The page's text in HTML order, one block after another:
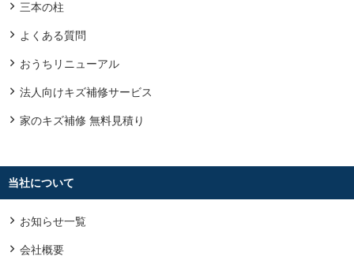
三本の柱
よくある質問
おうちリニューアル
法人向けキズ補修サービス
家のキズ補修 無料見積り
当社について
お知らせ一覧
会社概要